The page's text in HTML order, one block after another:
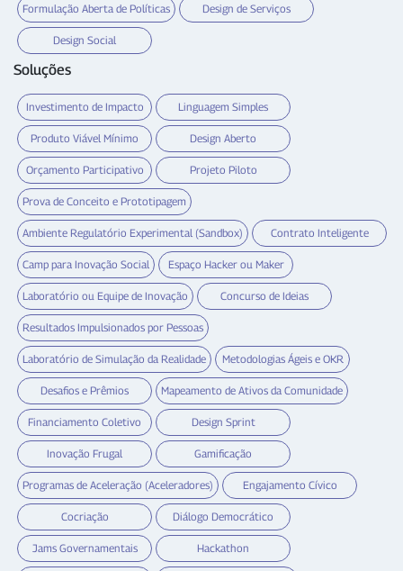
Formulação Aberta de Políticas Design de Serviços
Design Social
Soluções
Investimento de Impacto Linguagem Simples
Produto Viável Mínimo Design Aberto
Orçamento Participativo Projeto Piloto
Prova de Conceito e Prototipagem
Ambiente Regulatório Experimental (Sandbox) Contrato Inteligente
Camp para Inovação Social Espaço Hacker ou Maker
Laboratório ou Equipe de Inovação Concurso de Ideias
Resultados Impulsionados por Pessoas
Laboratório de Simulação da Realidade Metodologias Ágeis e OKR
Desafios e Prêmios Mapeamento de Ativos da Comunidade
Financiamento Coletivo Design Sprint
Inovação Frugal Gamificação
Programas de Aceleração (Aceleradores) Engajamento Cívico
Cocriação Diálogo Democrático
Jams Governamentais Hackathon